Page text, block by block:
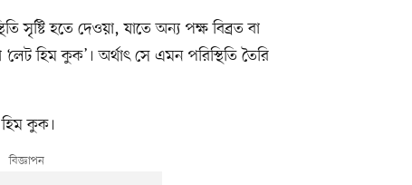
সৃষ্টি হতে দেওয়া, যাতে অন্য পক্ষ বিব্রত বা
হিম কুক’। অর্থাৎ সে এমন পরিস্থিতি তৈরি
কুক।